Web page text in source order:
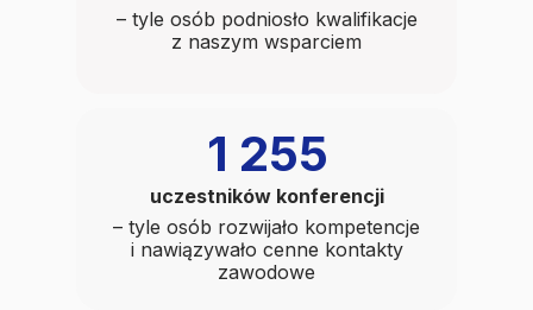
– tyle osób podniosło kwalifikacje
z naszym wsparciem
– tyle osób rozwijało kompetencje
i nawiązywało cenne kontakty
zawodowe
uczestników konferencji
1 255